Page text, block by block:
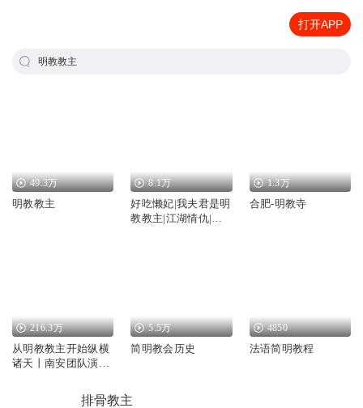
打开APP
明教教主
49.3万
明教教主
8.1万
好吃懒妃|我夫君是明
教教主|江湖情仇|热
1.3万
合肥-明教寺
216.3万
从明教教主开始纵横
诸天丨南安团队演播
5.5万
简明教会历史
4850
法语简明教程
排骨教主